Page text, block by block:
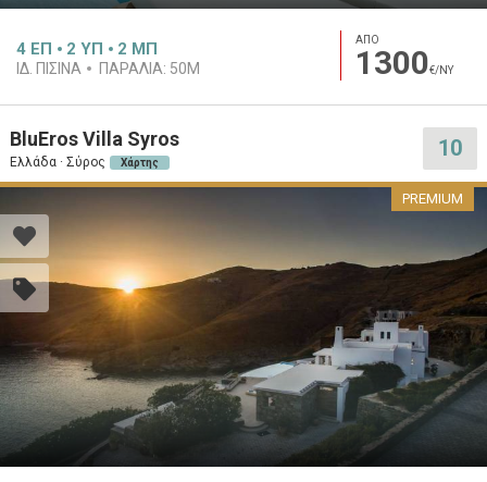
4 ΕΠ 2 ΥΠ 2 ΜΠ
ΙΔ. ΠΙΣΊΝΑ ΠΑΡΑΛΊΑ: 50M
ΑΠΟ
1300€/ΝΥ
BluEros Villa Syros
Ελλάδα · Σύρος Χάρτης
10
PREMIUM